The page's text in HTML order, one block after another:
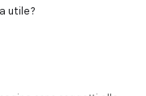
utile?